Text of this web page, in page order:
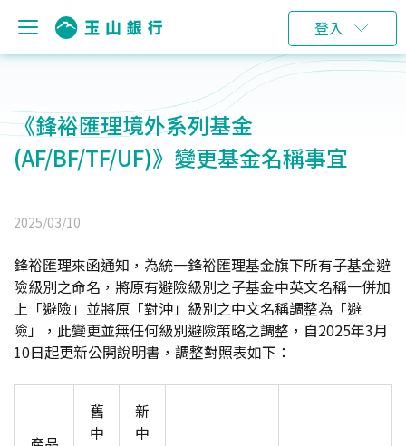
登入
《鋒裕匯理境外系列基金
(AF/BF/TF/UF)》變更基金名稱事宜
2025/03/10
鋒裕匯理來函通知，為統一鋒裕匯理基金旗下所有子基金避
險級別之命名，將原有避險級別之子基金中英文名稱一併加
上「避險」並將原「對沖」級別之中文名稱調整為「避
險」，此變更並無任何級別避險策略之調整，自2025年3月
10日起更新公開說明書，調整對照表如下：
舊
中
新
中